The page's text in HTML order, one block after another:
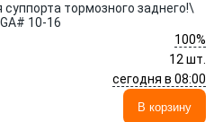
тормозного заднего!\
10-16
100%
12 шт.
сегодня в 08:00
В корзину